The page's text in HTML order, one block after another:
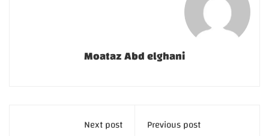
Moataz Abd elghani
Previous post
Next post